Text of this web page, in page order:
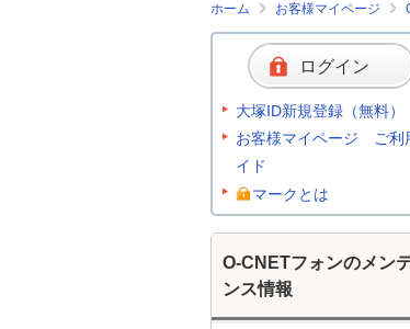
ホーム お客様マイページ
ログイン
大塚ID新規登録（無料）
お客様マイページ ご利
イド
マークとは
O-CNETフォンのメン
ンス情報